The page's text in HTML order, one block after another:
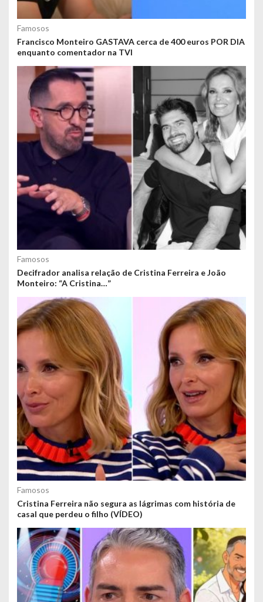
Famosos
Francisco Monteiro GASTAVA cerca de 400 euros POR DIA
enquanto comentador na TVI
Famosos
Decifrador analisa relação de Cristina Ferreira e João
Monteiro: “A Cristina…”
Famosos
Cristina Ferreira não segura as lágrimas com história de
casal que perdeu o filho (VÍDEO)